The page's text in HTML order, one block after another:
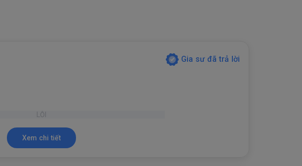
Gia sư đã trả lời
LỖI
Xem chi tiết